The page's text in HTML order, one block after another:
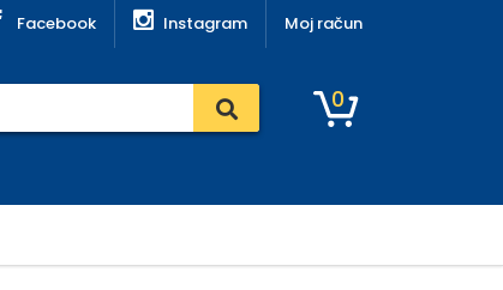
Facebook Instagram Moj račun
0